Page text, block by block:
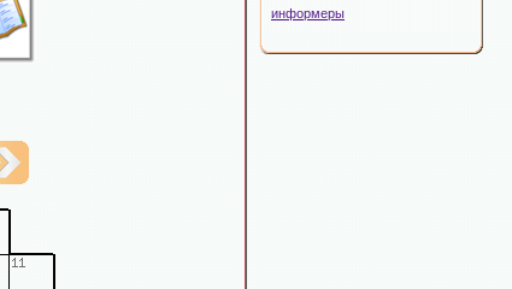
информеры